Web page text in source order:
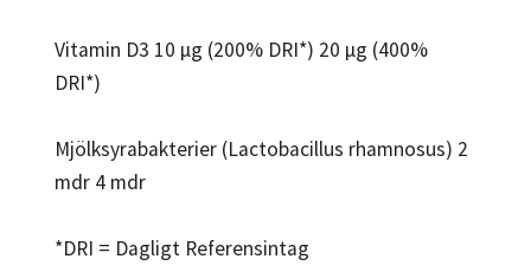
Vitamin D3 10 µg (200% DRI*) 20 µg (400%
DRI*)
Mjölksyrabakterier (Lactobacillus rhamnosus) 2
mdr 4 mdr
*DRI = Dagligt Referensintag